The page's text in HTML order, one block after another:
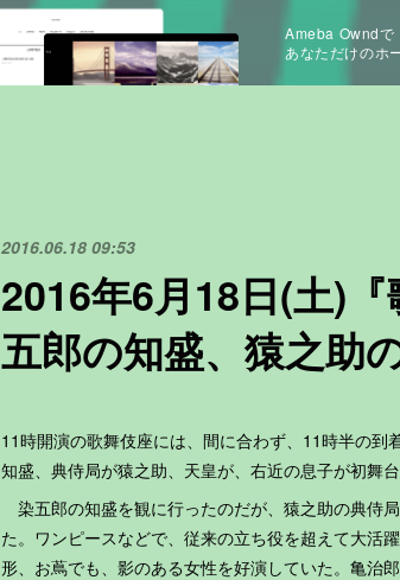
Ameba Owndで
あなただけのホ
2016.06.18 09:53
2016年6月18日(土)
五郎の知盛、猿之助
11時開演の歌舞伎座には、間に合わず、11時半の
知盛、典侍局が猿之助、天皇が、右近の息子が初舞台
染五郎の知盛を観に行ったのだが、猿之助の典侍
た。ワンピースなどで、従来の立ち役を超えて大活
形、お蔦でも、影のある女性を好演していた。亀治